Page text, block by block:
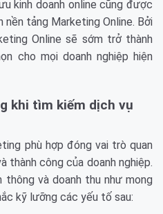
kinh doanh online cũng được
tảng Marketing Online. Bởi
Online sẽ sớm trở thành
cho mọi doanh nghiệp hiện
khi tìm kiếm dịch vụ
phù hợp đóng vai trò quan
thành công của doanh nghiệp.
và doanh thu như mong
kỹ lưỡng các yếu tố sau: